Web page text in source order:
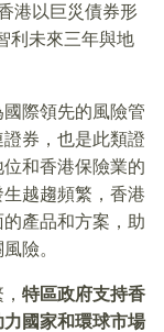
港以巨災債券形
利未來三年與地
際領先的風險管
券，也是此類證
和香港保險業的
越趨頻繁，香港
產品和方案，助
險。
特區政府支持香
國家和環球市場